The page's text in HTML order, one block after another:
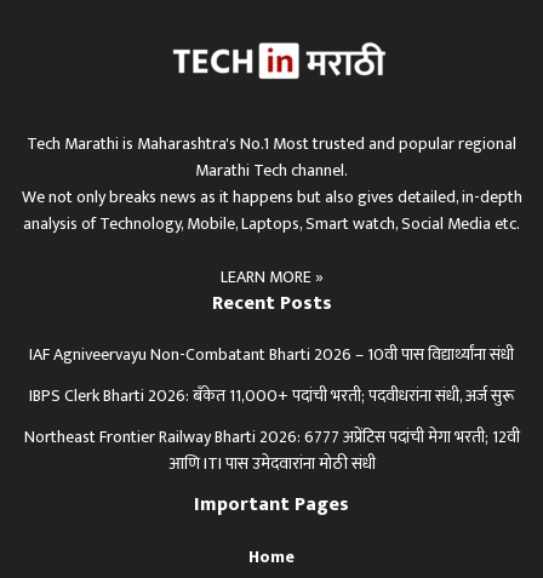
Tech Marathi is Maharashtra's No.1 Most trusted and popular regional
Marathi Tech channel.
We not only breaks news as it happens but also gives detailed, in-depth
analysis of Technology, Mobile, Laptops, Smart watch, Social Media etc.
LEARN MORE »
Recent Posts
IAF Agniveervayu Non-Combatant Bharti 2026 – 10वी पास विद्यार्थ्यांना संधी
IBPS Clerk Bharti 2026: बँकेत 11,000+ पदांची भरती; पदवीधरांना संधी, अर्ज सुरू
Northeast Frontier Railway Bharti 2026: 6777 अप्रेंटिस पदांची मेगा भरती; 12वी
आणि ITI पास उमेदवारांना मोठी संधी
Important Pages
Home